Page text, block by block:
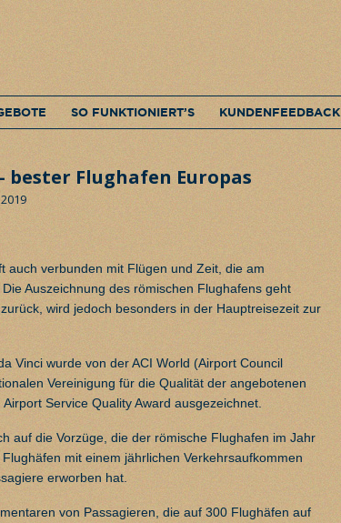
SO FUNKTIONIERT’S KUNDENFEEDBACK
bester Flughafen Europas
auch verbunden mit Flügen und Zeit, die am
Auszeichnung des römischen Flughafens geht
wird jedoch besonders in der Hauptreisezeit zur
Vinci wurde von der ACI World (Airport Council
Vereinigung für die Qualität der angebotenen
Service Quality Award ausgezeichnet.
auf die Vorzüge, die der römische Flughafen im Jahr
mit einem jährlichen Verkehrsaufkommen
erworben hat.
von Passagieren, die auf 300 Flughäfen auf